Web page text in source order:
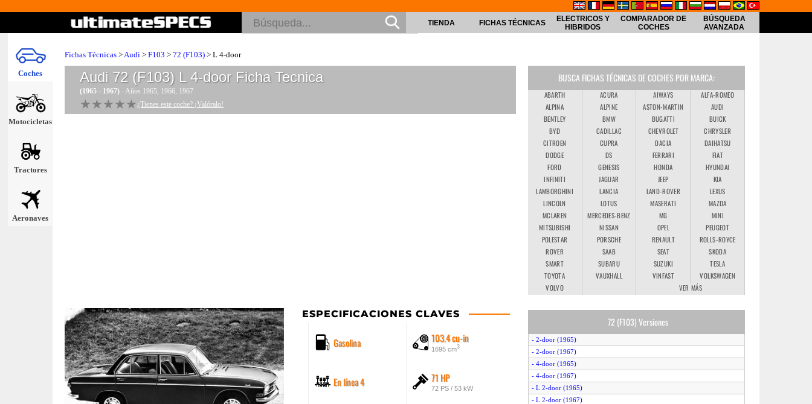
Coches
Motocicletas
Tractores
Aeronaves
TIENDA FICHAS TÉCNICAS
ELECTRICOS Y
HIBRIDOS
COMPARADOR DE
COCHES
BÚSQUEDA
AVANZADA
Fichas Técnicas >Audi > F103 > 72 (F103) > L 4-door
Audi 72 (F103) L 4-doorFicha Tecnica
(1965 - 1967) - Años 1965, 1966, 1967
★★★★★
★★★★★ ¿Tienes este coche? ¡Valóralo!
ESPECIFICACIONES CLAVES
Gasolina 103.4 cu-in
1695 cm3
En línea 4 71 HP
72 PS / 53 kW
BUSCA FICHAS TÉCNICAS DE COCHES POR MARCA:
ABARTH ACURA AIWAYS
ALFA-ROMEO
ALPINA
ALPINE ASTON-MARTIN
AUDI
BENTLEY
BMW BUGATTI
BUICK
BYD
CADILLAC CHEVROLET
CHRYSLER
CITROEN
CUPRA DACIA
DAIHATSU
DODGE
DS FERRARI
FIAT
FORD
GENESIS HONDA
HYUNDAI
INFINITI
JAGUAR JEEP
KIA
LAMBORGHINI
LANCIA LAND-ROVER
LEXUS
LINCOLN
LOTUS MASERATI
MAZDA
MCLAREN
MERCEDES-BENZ MG
MINI
MITSUBISHI
NISSAN OPEL
PEUGEOT
POLESTAR
PORSCHE RENAULT
ROLLS-ROYCE
ROVER
SAAB SEAT
SKODA
SMART
SUBARU SUZUKI
TESLA
TOYOTA
VAUXHALL VINFAST
VOLKSWAGEN
VOLVO
VER MÁS
72 (F103) Versiones
- 2-door (1965)
- 2-door (1967)
- 4-door (1965)
- 4-door (1967)
- L 2-door (1965)
- L 2-door (1967)